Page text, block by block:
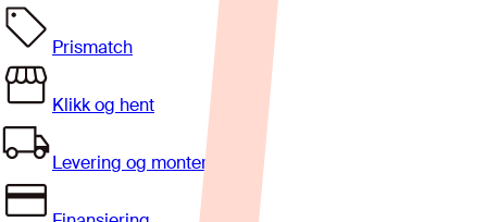
Prismatch
Klikk og hent
Levering og montering